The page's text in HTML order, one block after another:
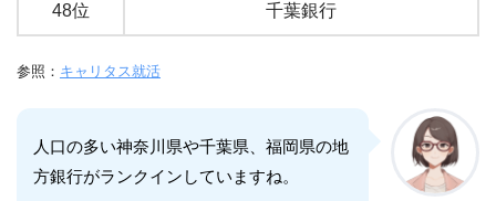
48位 千葉銀行
参照： キャリタス就活
人口の多い神奈川県や千葉県、福岡県の地
方銀行がランクインしていますね。